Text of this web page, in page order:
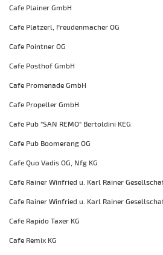
Cafe Plainer GmbH
Cafe Platzerl, Freudenmacher OG
Cafe Pointner OG
Cafe Posthof GmbH
Cafe Promenade GmbH
Cafe Propeller GmbH
Cafe Pub "SAN REMO" Bertoldini KEG
Cafe Pub Boomerang OG
Cafe Quo Vadis OG, Nfg KG
Cafe Rainer Winfried u. Karl Rainer
Cafe Rainer Winfried u. Karl Rainer
Cafe Rapido Taxer KG
Cafe Remix KG